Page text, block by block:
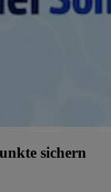
sichern